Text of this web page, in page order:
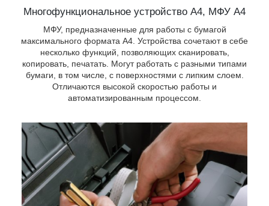
Многофункциональное устройство А4, МФУ А4
МФУ, предназначенные для работы с бумагой
максимального формата А4. Устройства сочетают в себе
несколько функций, позволяющих сканировать,
копировать, печатать. Могут работать с разными типами
бумаги, в том числе, с поверхностями с липким слоем.
Отличаются высокой скоростью работы и
автоматизированным процессом.